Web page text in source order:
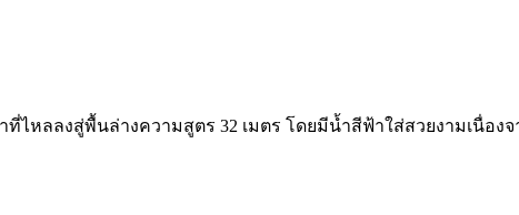
ไหลลงสู่พื้นล่างความสูตร 32 เมตร โดยมีน้ำสีฟ้าใส่สวยงามเนื่อ